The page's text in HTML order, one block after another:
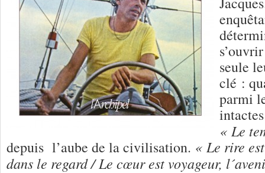
seule
clé :
parmi
« Le
depuis l’aube de la civilisation. « Le rire
dans le regard / Le cœur est voyageur,